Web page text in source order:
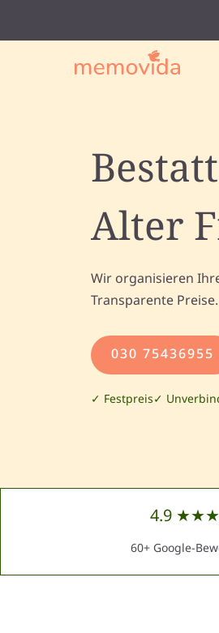
Alter
Wir organisieren
Transparente
030 75436955
✓ Festpreis✓
4.9
60+ Google-